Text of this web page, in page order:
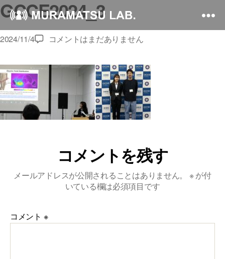
GCCE2024_3
2024/11/4
GCCE2024_3
の
コメントはまだありません
コメントを残す
メールアドレスが公開されることはありません。 ※が付
いている欄は必須項目です
コメント ※